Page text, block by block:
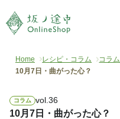
Home レシピ・コラム コラム
10月7日・曲がった心？
コラム vol.36
10月7日・曲がった心？